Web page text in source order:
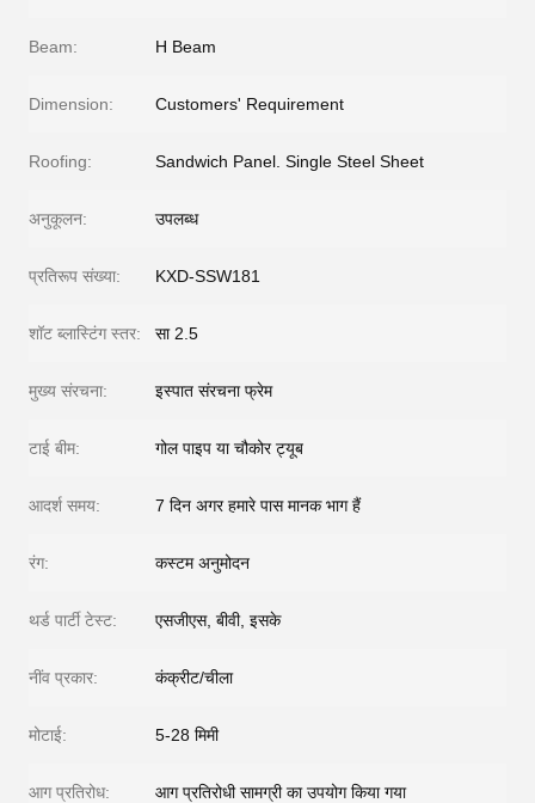
Beam: H Beam
Dimension: Customers' Requirement
Roofing: Sandwich Panel. Single Steel Sheet
अनुकूलन: उपलब्ध
प्रतिरूप संख्या: KXD-SSW181
शॉट ब्लास्टिंग स्तर: सा 2.5
मुख्य संरचना: इस्पात संरचना फ्रेम
टाई बीम: गोल पाइप या चौकोर ट्यूब
आदर्श समय: 7 दिन अगर हमारे पास मानक भाग हैं
रंग: कस्टम अनुमोदन
थर्ड पार्टी टेस्ट: एसजीएस, बीवी, इसके
नींव प्रकार: कंक्रीट/चीला
मोटाई: 5-28 मिमी
आग प्रतिरोध: आग प्रतिरोधी सामग्री का उपयोग किया गया